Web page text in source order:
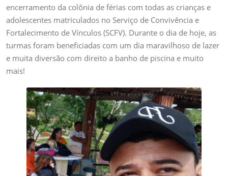
encerramento da colônia de férias com todas as crianças e
adolescentes matriculados no Serviço de Convivência e
Fortalecimento de Vínculos (SCFV). Durante o dia de hoje, as
turmas foram beneficiadas com um dia maravilhoso de lazer
e muita diversão com direito a banho de piscina e muito
mais!